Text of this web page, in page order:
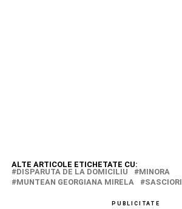
ALTE ARTICOLE ETICHETATE CU:
DISPARUTA DE LA DOMICILIU
MINORA
MUNTEAN GEORGIANA MIRELA
SASCIORI
PUBLICITATE